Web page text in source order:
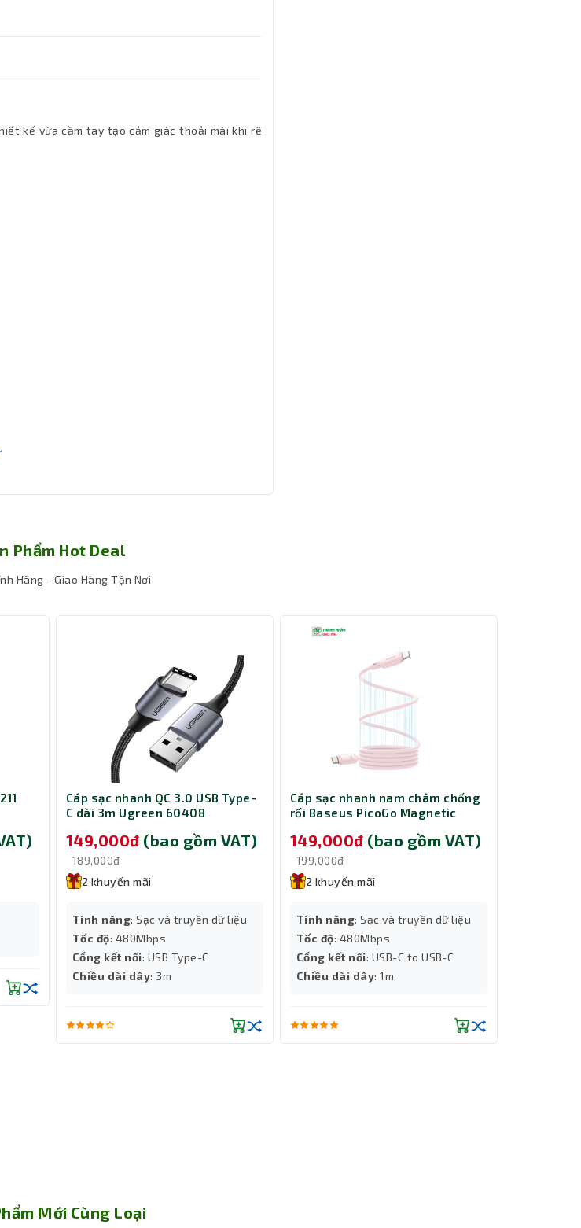
kế vừa cầm tay tạo cảm giác thoải mái khi rê
Phẩm Hot Deal
Hãng - Giao Hàng Tận Nơi
Cáp sạc nhanh QC 3.0 USB Type-
C dài 3m Ugreen 60408
149,000đ (bao gồm VAT)
189,000đ
2 khuyến mãi
Tính năng: Sạc và truyền dữ liệu
Tốc độ: 480Mbps
Cổng kết nối: USB Type-C
Chiều dài dây: 3m
Cáp sạc nhanh nam châm chống
rối Baseus PicoGo Magnetic
240W dài 1m Pink LVE093-CC-1P
149,000đ (bao gồm VAT)
199,000đ
2 khuyến mãi
Tính năng: Sạc và truyền dữ liệu
Tốc độ: 480Mbps
Cổng kết nối: USB-C to USB-C
Chiều dài dây: 1m
Mới Cùng Loại